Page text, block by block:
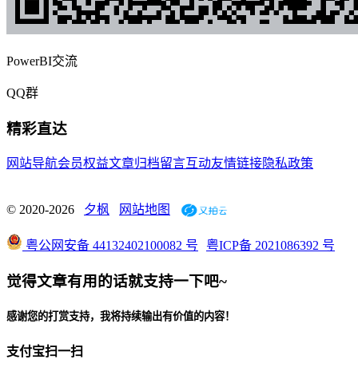
PowerBI交流
QQ群
精彩直达
网站导航会员权益文章归档留言互动友情链接隐私政策
© 2020-2026 夕枫 网站地图
粤公网安备 44132402100082 号 粤ICP备 2021086392 号
觉得文章有用的话就支持一下吧~
感谢您的打赏支持，我将持续输出有价值的内容！
支付宝扫一扫